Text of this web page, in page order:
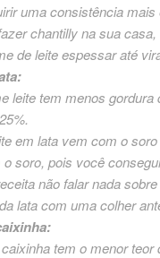
uma consistência mais
chantilly na sua
de leite espessar até
leite tem menos
em lata vem com o
soro, pois você
não falar nada
lata com uma colher
tem o menor